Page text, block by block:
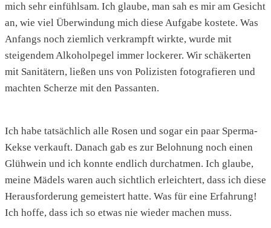
mich sehr einfühlsam. Ich glaube, man sah es mir am Gesicht
an, wie viel Überwindung mich diese Aufgabe kostete. Was
Anfangs noch ziemlich verkrampft wirkte, wurde mit
steigendem Alkoholpegel immer lockerer. Wir schäkerten
mit Sanitätern, ließen uns von Polizisten fotografieren und
machten Scherze mit den Passanten.
Ich habe tatsächlich alle Rosen und sogar ein paar Sperma-
Kekse verkauft. Danach gab es zur Belohnung noch einen
Glühwein und ich konnte endlich durchatmen. Ich glaube,
meine Mädels waren auch sichtlich erleichtert, dass ich diese
Herausforderung gemeistert hatte. Was für eine Erfahrung!
Ich hoffe, dass ich so etwas nie wieder machen muss.